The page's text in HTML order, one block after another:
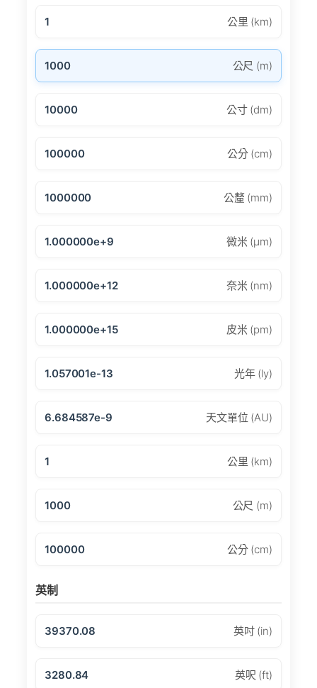
1 公里 (km)
1000 公尺 (m)
10000 公寸 (dm)
100000 公分 (cm)
1000000 公釐 (mm)
1.000000e+9 微米 (μm)
1.000000e+12 奈米 (nm)
1.000000e+15 皮米 (pm)
1.057001e-13 光年 (ly)
6.684587e-9 天文單位 (AU)
1 公里 (km)
1000 公尺 (m)
100000 公分 (cm)
英制
39370.08 英吋 (in)
3280.84 英呎 (ft)